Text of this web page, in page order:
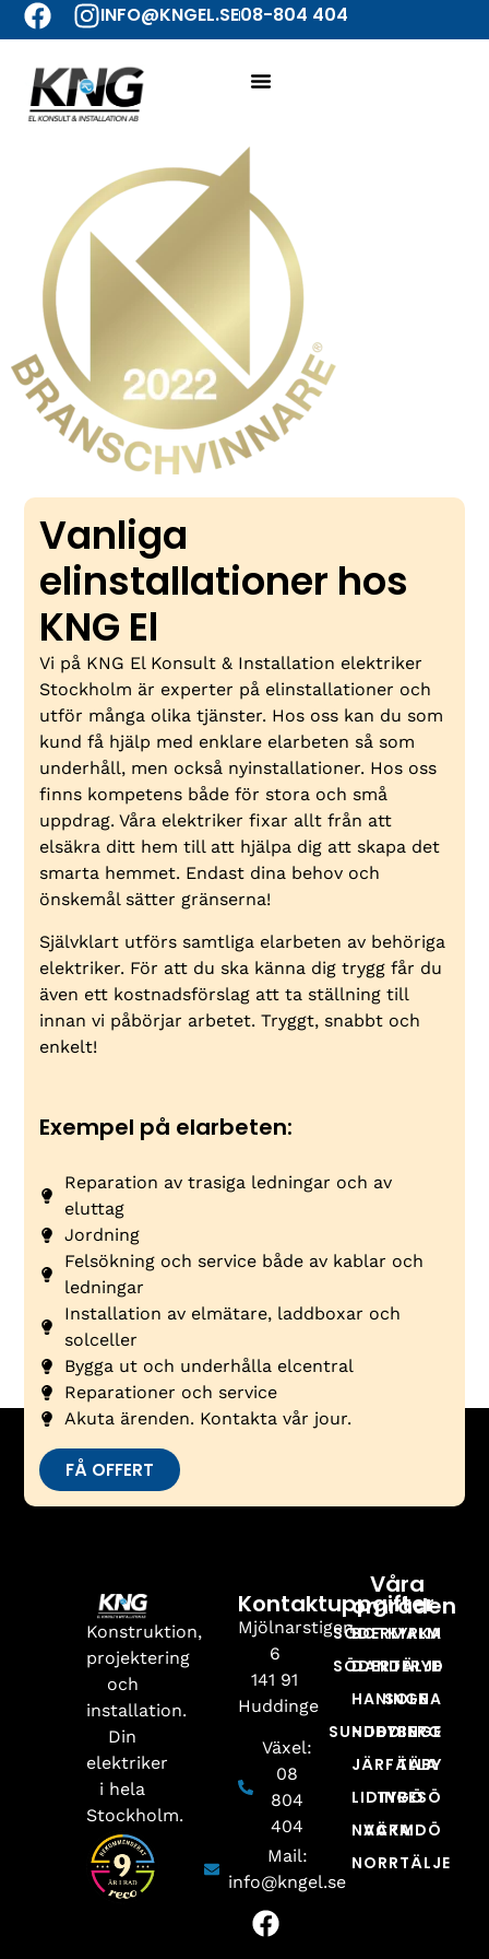
INFO@KNGEL.SE08-804 404
Vanliga
elinstallationer hos
KNG El
Vi på KNG El Konsult & Installation elektriker
Stockholm är experter på elinstallationer och
utför många olika tjänster. Hos oss kan du som
kund få hjälp med enklare elarbeten så som
underhåll, men också nyinstallationer. Hos oss
finns kompetens både för stora och små
uppdrag. Våra elektriker fixar allt från att
elsäkra ditt hem till att hjälpa dig att skapa det
smarta hemmet. Endast dina behov och
önskemål sätter gränserna!
Självklart utförs samtliga elarbeten av behöriga
elektriker. För att du ska känna dig trygg får du
även ett kostnadsförslag att ta ställning till
innan vi påbörjar arbetet. Tryggt, snabbt och
enkelt!
Exempel på elarbeten:
Reparation av trasiga ledningar och av
eluttag
Jordning
Felsökning och service både av kablar och
ledningar
Installation av elmätare, laddboxar och
solceller
Bygga ut och underhålla elcentral
Reparationer och service
Akuta ärenden. Kontakta vår jour.
FÅ OFFERT
Konstruktion,
projektering
och
installation.
Din
elektriker
i hela
Stockholm.
Kontaktuppgifter
Mjölnarstigen
6
141 91
Huddinge
Växel:
08
804
404
Mail:
info@kngel.se
Våra
områden
BOTKYRKA
DANDERYD
HANINGE
HUDDINGE
JÄRFÄLLA
LIDINGÖ
NACKA
NORRTÄLJE
SÖDERMALM
SÖDERTÄLJE
SOLNA
SUNDBYBERG
TÄBY
TYRESÖ
VÄRMDÖ